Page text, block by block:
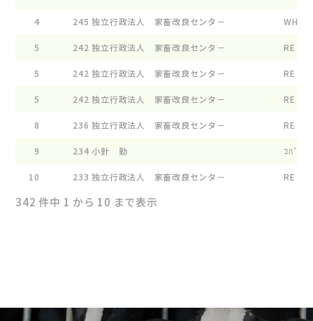
4 245 独立行政法人 家畜改良センタ－ WHG
5 242 独立行政法人 家畜改良センタ－ RE ﾙ-
5 242 独立行政法人 家畜改良センタ－ RE ﾋﾞ
5 242 独立行政法人 家畜改良センタ－ RE ｱﾊ
8 236 独立行政法人 家畜改良センタ－ RE ﾋﾞ
9 234 小針 勤 ｺﾊﾞﾘ ｱ
10 233 独立行政法人 家畜改良センタ－ RE ﾛ-
342 件中 1 から 10 まで表示